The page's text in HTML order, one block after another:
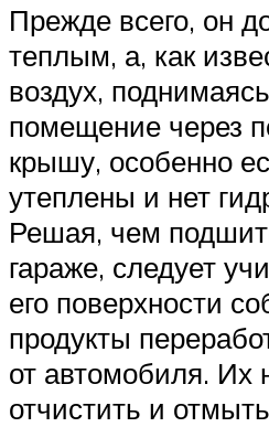
Прежде всего, он
теплым, а, как
воздух,
помещение через
крышу, особенно
утеплены и нет
Решая, чем
гараже, следует
его поверхности
продукты
от автомобиля. Их
отчистить и отмыть